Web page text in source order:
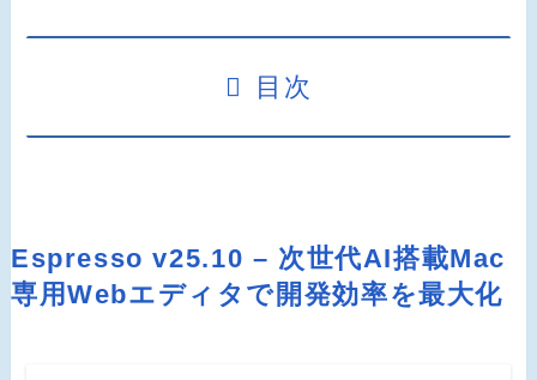
目次
Espresso v25.10 – 次世代AI搭載Mac
専用Webエディタで開発効率を最大化